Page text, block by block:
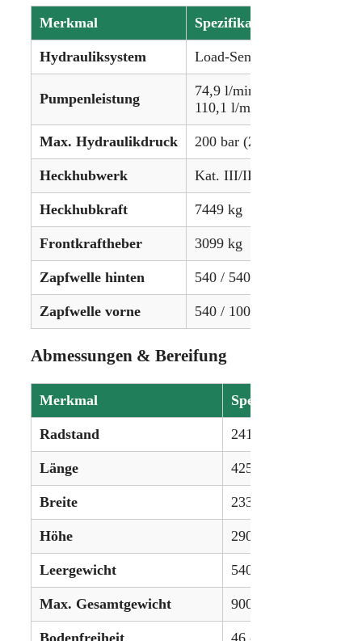
Merkmal Spezifikation
Hydrauliksystem Load-Sensing
Pumpenleistung
74,9 l/min (Standard)
110,1 l/min (Optional)
Max. Hydraulikdruck 200 bar (2900 psi)
Heckhubwerk Kat. III/II
Heckhubkraft 7449 kg
Frontkraftheber 3099 kg
Zapfwelle hinten 540 / 540E / 1000 U/min
Zapfwelle vorne 540 / 1000 U/min
Abmessungen & Bereifung
Merkmal Spezifikation
Radstand 241 cm
Länge 425 cm
Breite 233 cm
Höhe 290 cm
Leergewicht 5400 kg
Max. Gesamtgewicht 9000 kg
Bodenfreiheit 46 cm